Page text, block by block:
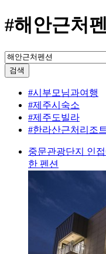
#해안근처
검색
#시부모님과여행
#제주시숙소
#제주도빌라
#한라산근처리조트
중문관광단지 인
한 펜션